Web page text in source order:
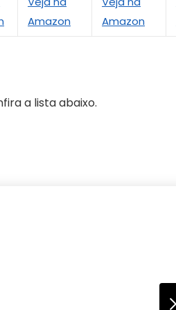
Amazon
Amazon
a lista abaixo.